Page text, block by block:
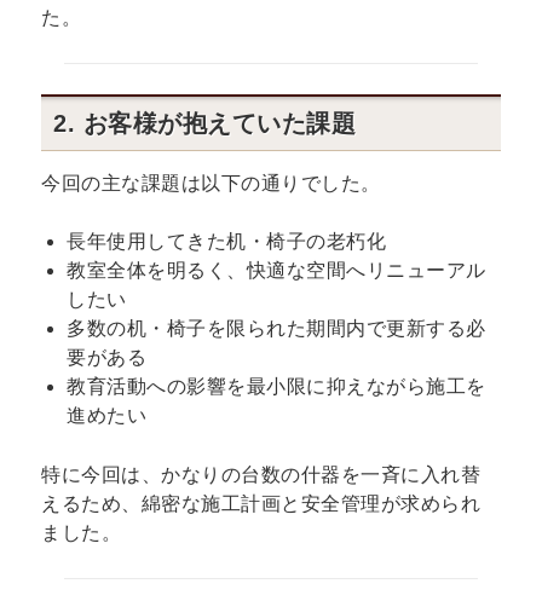
た。
2. お客様が抱えていた課題
今回の主な課題は以下の通りでした。
長年使用してきた机・椅子の老朽化
教室全体を明るく、快適な空間へリニューアル
したい
多数の机・椅子を限られた期間内で更新する必
要がある
教育活動への影響を最小限に抑えながら施工を
進めたい
特に今回は、かなりの台数の什器を一斉に入れ替
えるため、綿密な施工計画と安全管理が求められ
ました。